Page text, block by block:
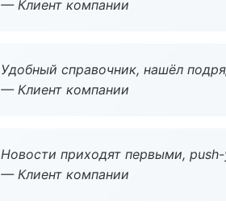
— Клиент компании
Удобный справочник, нашёл
— Клиент компании
Новости приходят первыми,
— Клиент компании